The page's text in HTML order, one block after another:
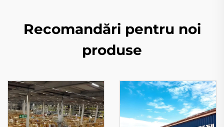
Recomandări pentru noi
produse